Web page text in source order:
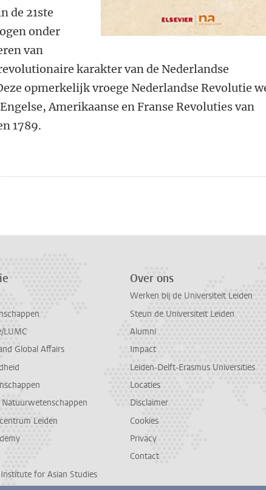
de 21ste
onder
van
karakter van de Nederlandse
opmerkelijk vroege Nederlandse Revolutie
Amerikaanse en Franse Revoluties van
1789.
LUMC
Global Affairs
Leiden
for Asian Studies
Over ons
Werken bij de Universiteit Leiden
Steun de Universiteit Leiden
Alumni
Impact
Leiden-Delft-Erasmus Universities
Locaties
Disclaimer
Cookies
Privacy
Contact